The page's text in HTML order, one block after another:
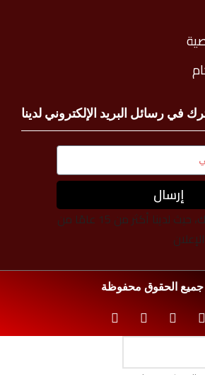
في رسائل البريد الإلكتروني لدينا
إرسال
نحن نضيء لحظاتك، حيث لدينا أكثر من 15 عامًا من
الحقوق محفوظة